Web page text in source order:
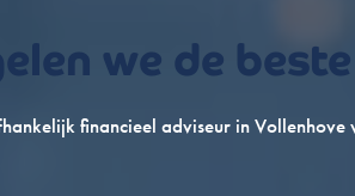
we de
financieel adviseur in